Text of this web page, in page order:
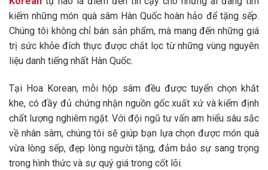
kiếm những món quà sâm Hàn Quốc hoàn hảo để tặng sếp.
Chúng tôi không chỉ bán sản phẩm, mà mang đến những giá
trị sức khỏe đích thực được chắt lọc từ những vùng nguyên
liệu danh tiếng nhất Hàn Quốc.
Tại Hoa Korean, mỗi hộp sâm đều được tuyển chọn khắt
khe, có đầy đủ chứng nhận nguồn gốc xuất xứ và kiểm định
chất lượng nghiêm ngặt. Với đội ngũ tư vấn am hiểu sâu sắc
về nhân sâm, chúng tôi sẽ giúp bạn lựa chọn được món quà
vừa lòng sếp, đẹp lòng người tặng, đảm bảo sự sang trọng
trong hình thức và sự quý giá trong cốt lõi.